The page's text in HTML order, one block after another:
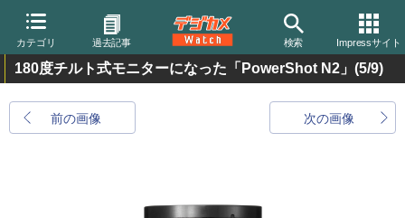
カテゴリ 過去記事 検索 Impressサイト
180度チルト式モニターになった「PowerShot N2」 (5/9)
前の画像 次の画像